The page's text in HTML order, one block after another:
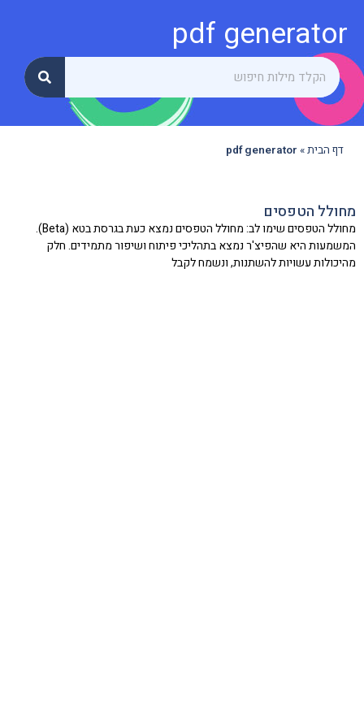
pdf generator
דף הבית»
pdf generator
מחולל הטפסים
מחולל הטפסים שימו לב: מחולל הטפסים נמצא כעת בגרסת בטא (Beta).
המשמעות היא שהפיצ'ר נמצא בתהליכי פיתוח ושיפור מתמידים. חלק
מהיכולות עשויות להשתנות, ונשמח לקבל